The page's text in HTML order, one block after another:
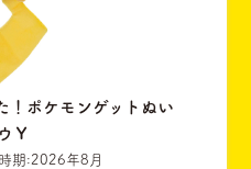
！ポケモンゲットぬい
Ｙ
期:2026年8月